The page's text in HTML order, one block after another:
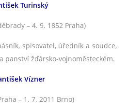
Turinský
– 4. 9. 1852 Praha)
spisovatel, úředník a soudce,
panství žďársko-vojnoměsteckém.
Vízner
– 1. 7. 2011 Brno)